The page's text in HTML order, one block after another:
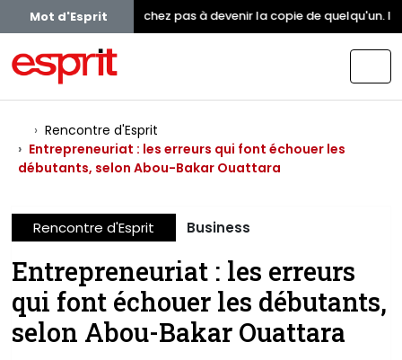
Mot d'EspritNe cherchez pas à devenir la copie de quelqu'un.
Rencontre d'Esprit
Entrepreneuriat : les erreurs qui font échouer les
débutants, selon Abou-Bakar Ouattara
Rencontre d'Esprit Business
Entrepreneuriat : les erreurs
qui font échouer les débutants,
selon Abou-Bakar Ouattara